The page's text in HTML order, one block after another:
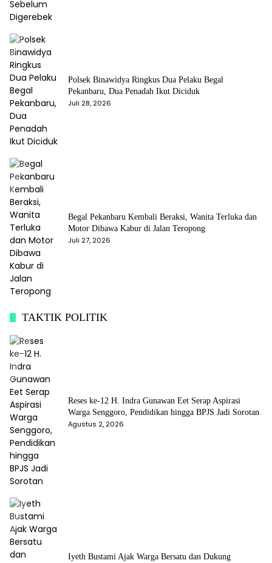
Polsek Binawidya Ringkus Dua Pelaku Begal
Pekanbaru, Dua Penadah Ikut Diciduk
Juli 28, 2026
Begal Pekanbaru Kembali Beraksi, Wanita Terluka dan
Motor Dibawa Kabur di Jalan Teropong
Juli 27, 2026
TAKTIK POLITIK
Reses ke-12 H. Indra Gunawan Eet Serap Aspirasi
Warga Senggoro, Pendidikan hingga BPJS Jadi Sorotan
Agustus 2, 2026
Iyeth Bustami Ajak Warga Bersatu dan Dukung